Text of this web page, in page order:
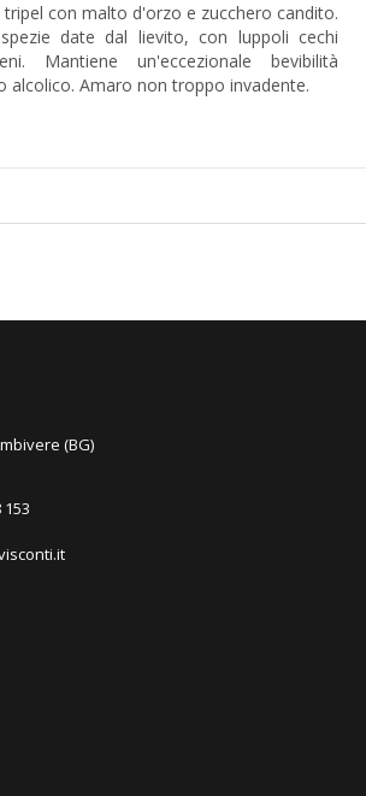
tripel con malto d'orzo e zucchero candito.
date dal lievito, con luppoli cechi
Mantiene un'eccezionale bevibilità
alcolico. Amaro non troppo invadente.
(BG)
153